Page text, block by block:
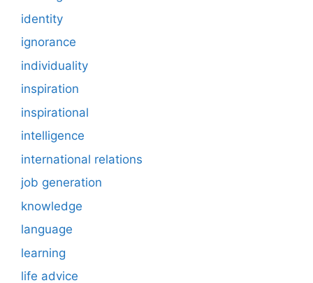
identity
ignorance
individuality
inspiration
inspirational
intelligence
international relations
job generation
knowledge
language
learning
life advice